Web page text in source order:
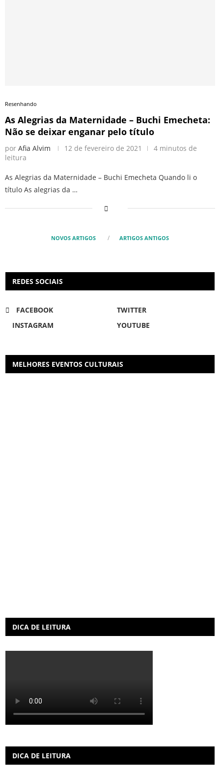
Resenhando
As Alegrias da Maternidade – Buchi Emecheta:
Não se deixar enganar pelo título
por Afia Alvim 12 de fevereiro de 2021
4 minutos de
leitura
As Alegrias da Maternidade – Buchi Emecheta Quando li o
título As alegrias da …
NOVOS ARTIGOS ARTIGOS ANTIGOS
REDES SOCIAIS
FACEBOOK
TWITTER
INSTAGRAM
YOUTUBE
MELHORES EVENTOS CULTURAIS
DICA DE LEITURA
DICA DE LEITURA